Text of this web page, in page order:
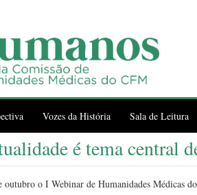
Vozes da História Sala de Leitura
é tema central
outubro o I Webinar de Humanidades Médicas